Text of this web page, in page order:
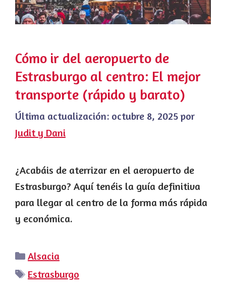
Cómo ir del aeropuerto de
Estrasburgo al centro: El mejor
transporte (rápido y barato)
Última actualización: octubre 8, 2025 por
Judit y Dani
¿Acabáis de aterrizar en el aeropuerto de
Estrasburgo? Aquí tenéis la guía definitiva
para llegar al centro de la forma más rápida
y económica.
Categorías
Alsacia
Etiquetas
Estrasburgo